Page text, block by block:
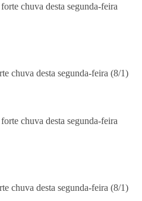
chuva desta segunda-feira (8/1)
chuva desta segunda-feira (8/1)